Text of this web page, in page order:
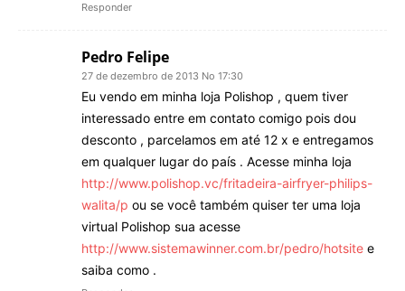
Responder
Pedro Felipe
27 de dezembro de 2013 No 17:30
Eu vendo em minha loja Polishop , quem tiver
interessado entre em contato comigo pois dou
desconto , parcelamos em até 12 x e entregamos
em qualquer lugar do país . Acesse minha loja
http://www.polishop.vc/fritadeira-airfryer-philips-
walita/p ou se você também quiser ter uma loja
virtual Polishop sua acesse
http://www.sistemawinner.com.br/pedro/hotsite e
saiba como .